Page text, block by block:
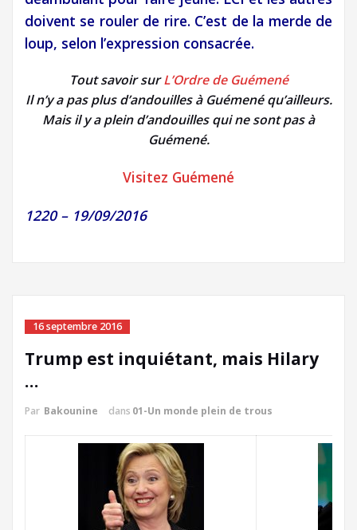
doivent se rouler de rire. C’est de la merde de
loup, selon l’expression consacrée.
Tout savoir surL’Ordre de Guémené
Il n’y a pas plus d’andouilles à Guémené qu’ailleurs.
Mais il y a plein d’andouilles qui ne sont pas à
Guémené.
Visitez Guémené
1220 – 19/09/2016
16 septembre 2016
Trump est inquiétant, mais Hilary
…
Par Bakounine dans 01-Un monde plein de trous